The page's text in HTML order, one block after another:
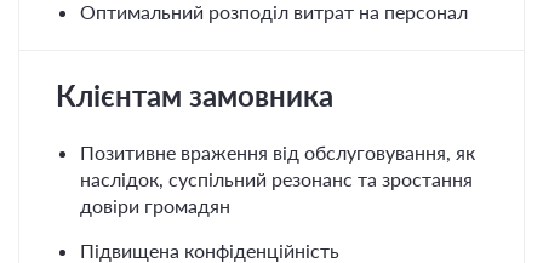
Оптимальний розподіл витрат на персонал
Клієнтам замовника
Позитивне враження від обслуговування, як
наслідок, суспільний резонанс та зростання
довіри громадян
Підвищена конфіденційність